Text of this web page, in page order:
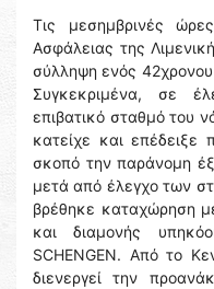
Τις μεσημβρινές
Ασφάλειας της
σύλληψη ενός
Συγκεκριμένα, σε
επιβατικό σταθμό του
κατείχε και επέδειξε
σκοπό την παράνομη
μετά από έλεγχο των
βρέθηκε καταχώρηση
και διαμονής
SCHENGEN. Από το
διενεργεί την